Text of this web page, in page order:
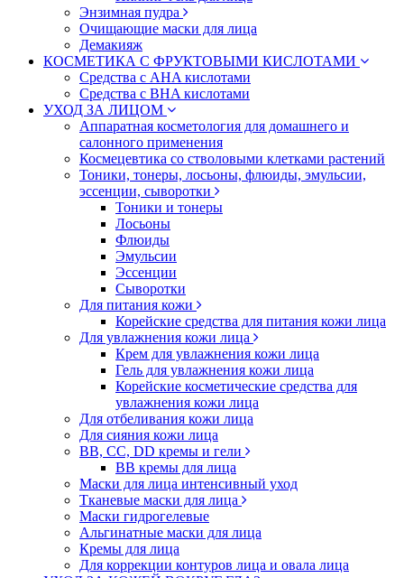
Энзимная пудра
Очищающие маски для лица
Демакияж
КОСМЕТИКА С ФРУКТОВЫМИ КИСЛОТАМИ
Средства с AHA кислотами
Средства с BHA кислотами
УХОД ЗА ЛИЦОМ
Аппаратная косметология для домашнего и
салонного применения
Космецевтика со стволовыми клетками растений
Тоники, тонеры, лосьоны, флюиды, эмульсии,
эссенции, сыворотки
Тоники и тонеры
Лосьоны
Флюиды
Эмульсии
Эссенции
Сыворотки
Для питания кожи
Корейские средства для питания кожи лица
Для увлажнения кожи лица
Крем для увлажнения кожи лица
Гель для увлажнения кожи лица
Корейские косметические средства для
увлажнения кожи лица
Для отбеливания кожи лица
Для сияния кожи лица
BB, CC, DD кремы и гели
BB кремы для лица
Маски для лица интенсивный уход
Тканевые маски для лица
Маски гидрогелевые
Альгинатные маски для лица
Кремы для лица
Для коррекции контуров лица и овала лица